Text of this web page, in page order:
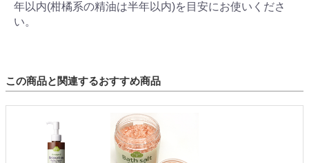
年以内(柑橘系の精油は半年以内)を目安にお使いくださ
い。
この商品と関連するおすすめ商品